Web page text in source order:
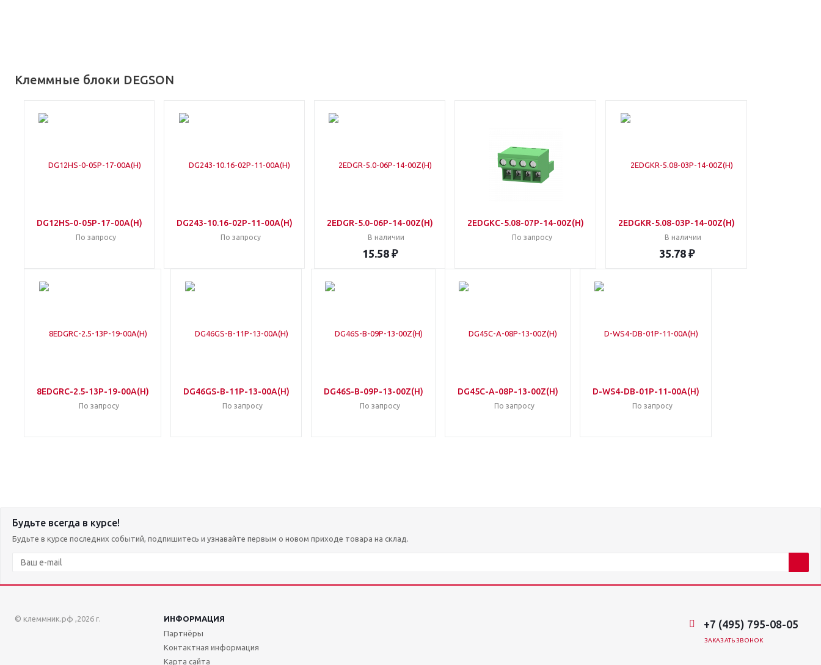
Клеммные блоки DEGSON
DG12HS-0-05P-17-00A(H)
По запросу
DG243-10.16-02P-11-00A(H)
По запросу
2EDGR-5.0-06P-14-00Z(H)
В наличии
15.58 ₽
2EDGKC-5.08-07P-14-00Z(H)
По запросу
2EDGKR-5.08-03P-14-00Z(H)
В наличии
35.78 ₽
8EDGRC-2.5-13P-19-00A(H)
По запросу
DG46GS-B-11P-13-00A(H)
По запросу
DG46S-B-09P-13-00Z(H)
По запросу
DG45C-A-08P-13-00Z(H)
По запросу
D-WS4-DB-01P-11-00A(H)
По запросу
Будьте всегда в курсе!
Будьте в курсе последних событий, подпишитесь и узнавайте первым о новом приходе товара на склад.
© клеммник.рф ,2026 г.
ИНФОРМАЦИЯ
Партнёры
Контактная информация
Карта сайта
+7 (495) 795-08-05
ЗАКАЗАТЬ ЗВОНОК